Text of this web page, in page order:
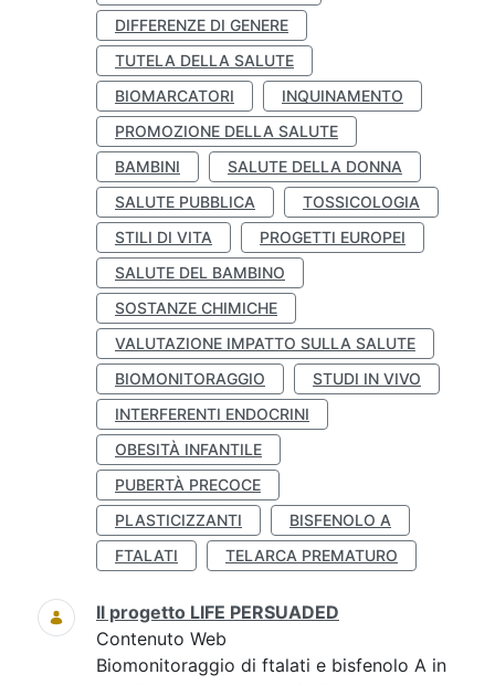
DIFFERENZE DI GENERE
TUTELA DELLA SALUTE
BIOMARCATORI
INQUINAMENTO
PROMOZIONE DELLA SALUTE
BAMBINI
SALUTE DELLA DONNA
SALUTE PUBBLICA
TOSSICOLOGIA
STILI DI VITA
PROGETTI EUROPEI
SALUTE DEL BAMBINO
SOSTANZE CHIMICHE
VALUTAZIONE IMPATTO SULLA SALUTE
BIOMONITORAGGIO
STUDI IN VIVO
INTERFERENTI ENDOCRINI
OBESITÀ INFANTILE
PUBERTÀ PRECOCE
PLASTICIZZANTI
BISFENOLO A
FTALATI
TELARCA PREMATURO
Il progetto LIFE PERSUADED
Contenuto Web
Biomonitoraggio di ftalati e bisfenolo A in